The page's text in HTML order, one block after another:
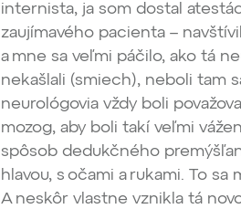
internista, ja som dostal
zaujímavého pacienta –
a mne sa veľmi páčilo, ako tá
nekašlali (smiech), neboli tam
neurológovia vždy boli
mozog, aby boli takí veľmi
spôsob dedukčného
hlavou, s očami a rukami. To
A neskôr vlastne vznikla tá